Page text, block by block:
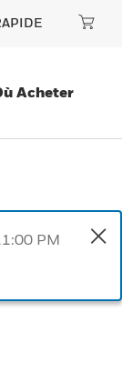
Acheter
PM